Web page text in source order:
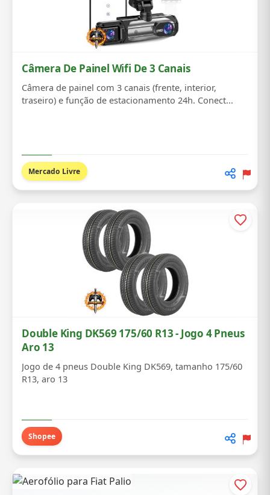
Câmera De Painel Wifi De 3 Canais
Câmera de painel com 3 canais (frente, interior,
traseiro) e função de estacionamento 24h. Conect...
Mercado Livre
Double King DK569 175/60 R13 - Jogo 4 Pneus
Aro 13
Jogo de 4 pneus Double King DK569, tamanho 175/60
R13, aro 13
Shopee